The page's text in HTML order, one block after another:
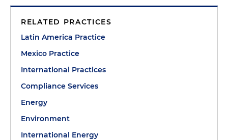
RELATED PRACTICES
Latin America Practice
Mexico Practice
International Practices
Compliance Services
Energy
Environment
International Energy